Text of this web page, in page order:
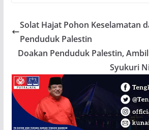
Solat Hajat Pohon Keselamatan
Penduduk Palestin
Doakan Penduduk Palestin,
Syukuri